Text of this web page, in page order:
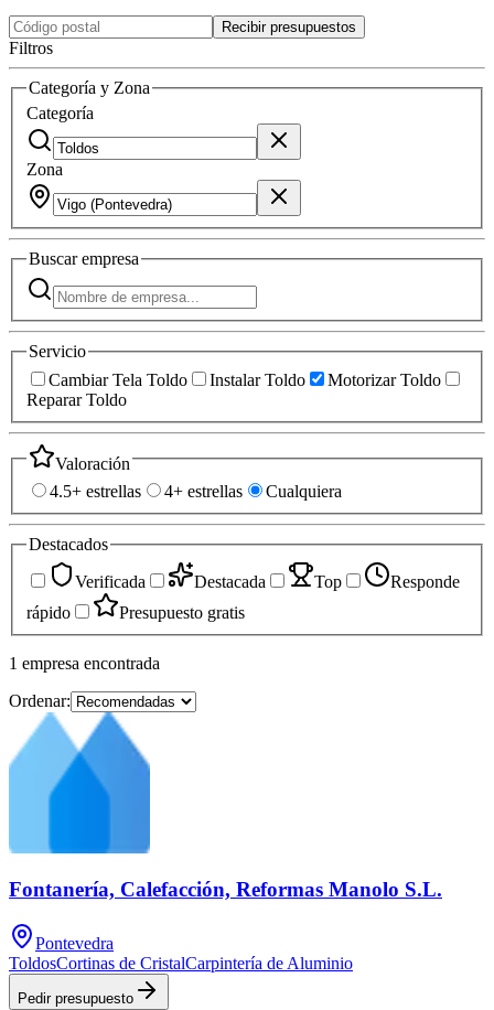
Recibir presupuestos
Filtros
Categoría y Zona
Categoría
Zona
Buscarempresa
Servicio
Cambiar Tela Toldo
Instalar Toldo
Motorizar Toldo
Reparar Toldo
Valoración
4.5+ estrellas
4+ estrellas Cualquiera
Destacados
Verificada
Destacada Top
Responde
rápido
Presupuesto gratis
1 empresa encontrada
Ordenar:
Fontanería, Calefacción, Reformas Manolo S.L.
Pontevedra
ToldosCortinas de CristalCarpintería de Aluminio
Pedir presupuesto